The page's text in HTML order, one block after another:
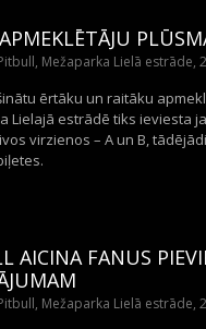
Pitbull, Mežaparka Lielā estrāde,
ērtāku un raitāku
Lielajā estrādē tiks ieviesta
virzienos – A un B,
AICINA FANUS
Pitbull, Mežaparka Lielā estrāde,